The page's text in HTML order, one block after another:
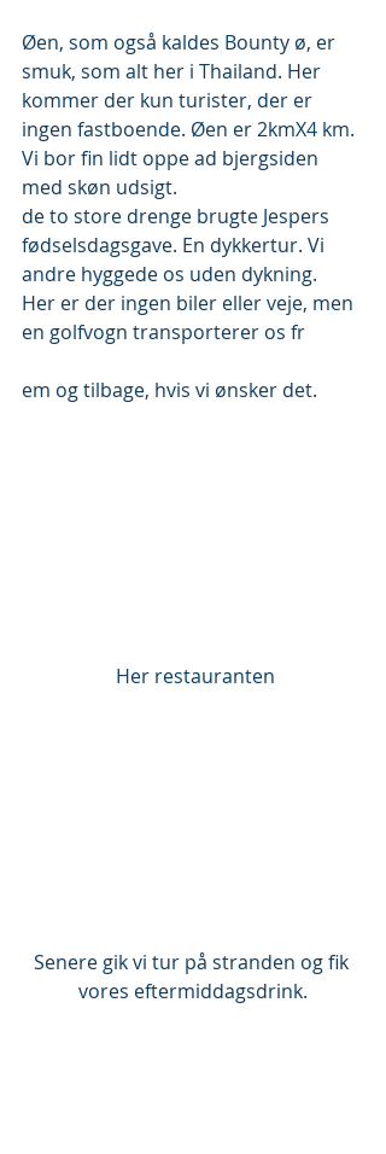
Øen, som også kaldes Bounty ø, er
smuk, som alt her i Thailand. Her
kommer der kun turister, der er
ingen fastboende. Øen er 2kmX4 km.
Vi bor fin lidt oppe ad bjergsiden
med skøn udsigt.
de to store drenge brugte Jespers
fødselsdagsgave. En dykkertur. Vi
andre hyggede os uden dykning.
Her er der ingen biler eller veje, men
en golfvogn transporterer os fr
em og tilbage, hvis vi ønsker det.
Her restauranten
Senere gik vi tur på stranden og fik
vores eftermiddagsdrink.